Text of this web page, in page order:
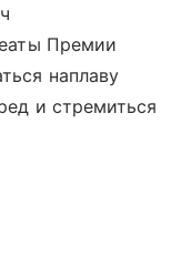
Премии
наплаву
и стремиться